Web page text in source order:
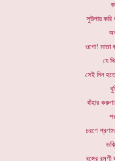
সুউপায়
ওগো!
যে
সেই
যাঁহার
চরণে
বঙ্গের